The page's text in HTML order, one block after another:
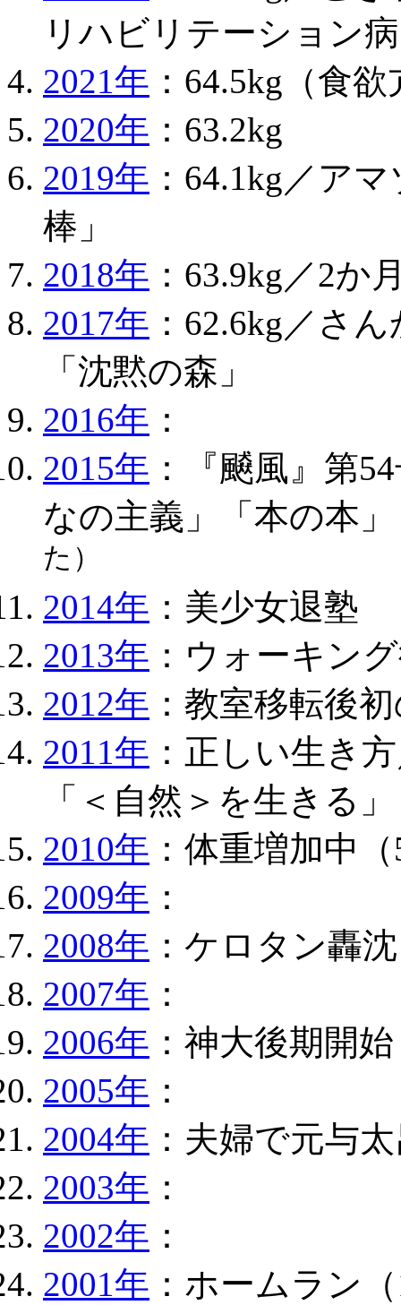
リハビリテーション
2021年 ：64.5kg（食
2020年 ：63.2kg
2019年 ：64.1kg／ア
棒」
2018年 ：63.9kg／2か
2017年 ：62.6kg／さ
「沈黙の森」
2016年 ：
2015年 ：『飇風』第
なの主義」「本の本」
た）
2014年 ：美少女退塾
2013年 ：ウォーキン
2012年 ：教室移転後
2011年 ：正しい生き
「＜自然＞を生きる」
2010年 ：体重増加中
2009年 ：
2008年 ：ケロタン轟沈
2007年 ：
2006年 ：神大後期開始
2005年 ：
2004年 ：夫婦で元与
2003年 ：
2002年 ：
2001年 ：ホームラン